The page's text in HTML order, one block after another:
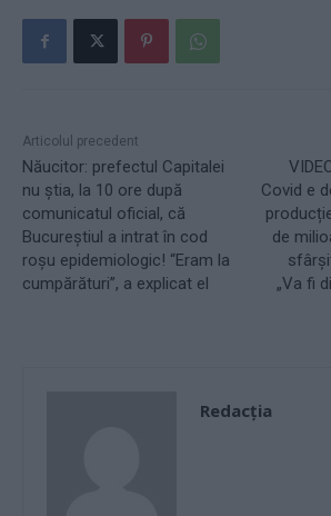
Articolul precedent
Năucitor: prefectul Capitalei
nu știa, la 10 ore după
comunicatul oficial, că
Bucureștiul a intrat în cod
roșu epidemiologic! “Eram la
cumpărături”, a explicat el
Covid e
de
„Va fi
Redacţia